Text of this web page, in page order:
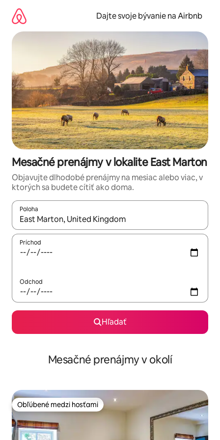
obsah.
Dajte svoje bývanie na Airbnb
Mesačné prenájmy v lokalite East Marton
Objavujte dlhodobé prenájmy na mesiac alebo viac, v
ktorých sa budete cítiť ako doma.
Poloha
Keď budú výsledky k dispozícii, môžete si ich prechádzať
Príchod
Odchod
Hľadať
Mesačné prenájmy v okolí
Obľúbené medzi hosťami
Obľúbené medzi hosťami